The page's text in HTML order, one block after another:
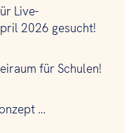
Live-
2026 gesucht!
für Schulen!
…